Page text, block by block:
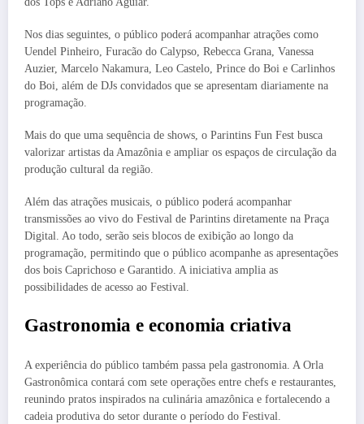
Nos dias seguintes, o público poderá acompanhar atrações como
Uendel Pinheiro, Furacão do Calypso, Rebecca Grana, Vanessa
Auzier, Marcelo Nakamura, Leo Castelo, Prince do Boi e Carlinhos
do Boi, além de DJs convidados que se apresentam diariamente na
programação.
Mais do que uma sequência de shows, o Parintins Fun Fest busca
valorizar artistas da Amazônia e ampliar os espaços de circulação da
produção cultural da região.
Além das atrações musicais, o público poderá acompanhar
transmissões ao vivo do Festival de Parintins diretamente na Praça
Digital. Ao todo, serão seis blocos de exibição ao longo da
programação, permitindo que o público acompanhe as apresentações
dos bois Caprichoso e Garantido. A iniciativa amplia as
possibilidades de acesso ao Festival.
Gastronomia e economia criativa
A experiência do público também passa pela gastronomia. A Orla
Gastronômica contará com sete operações entre chefs e restaurantes,
reunindo pratos inspirados na culinária amazônica e fortalecendo a
cadeia produtiva do setor durante o período do Festival.